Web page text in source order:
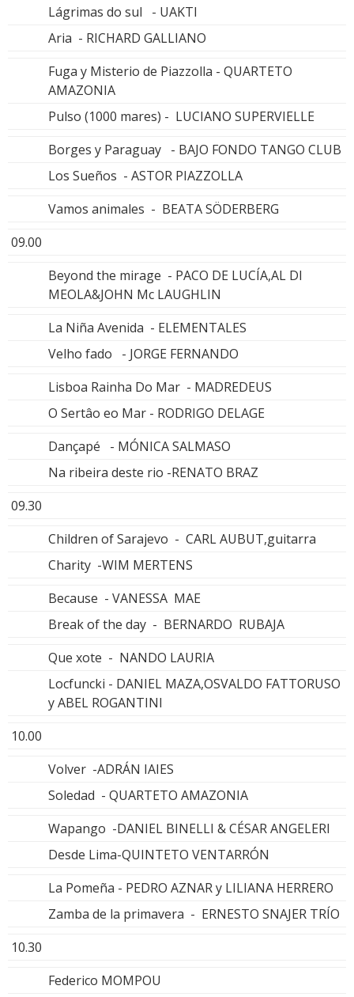
Lágrimas do sul - UAKTI
Aria - RICHARD GALLIANO
Fuga y Misterio de Piazzolla - QUARTETO
AMAZONIA
Pulso (1000 mares) - LUCIANO SUPERVIELLE
Borges y Paraguay - BAJO FONDO TANGO CLUB
Los Sueños - ASTOR PIAZZOLLA
Vamos animales - BEATA SÖDERBERG
09.00
Beyond the mirage - PACO DE LUCÍA,AL DI
MEOLA&JOHN Mc LAUGHLIN
La Niña Avenida - ELEMENTALES
Velho fado - JORGE FERNANDO
Lisboa Rainha Do Mar - MADREDEUS
O Sertâo eo Mar - RODRIGO DELAGE
Dançapé - MÓNICA SALMASO
Na ribeira deste rio -RENATO BRAZ
09.30
Children of Sarajevo - CARL AUBUT,guitarra
Charity -WIM MERTENS
Because - VANESSA MAE
Break of the day - BERNARDO RUBAJA
Que xote - NANDO LAURIA
Locfuncki - DANIEL MAZA,OSVALDO FATTORUSO
y ABEL ROGANTINI
10.00
Volver -ADRÁN IAIES
Soledad - QUARTETO AMAZONIA
Wapango -DANIEL BINELLI & CÉSAR ANGELERI
Desde Lima-QUINTETO VENTARRÓN
La Pomeña - PEDRO AZNAR y LILIANA HERRERO
Zamba de la primavera - ERNESTO SNAJER TRÍO
10.30
Federico MOMPOU